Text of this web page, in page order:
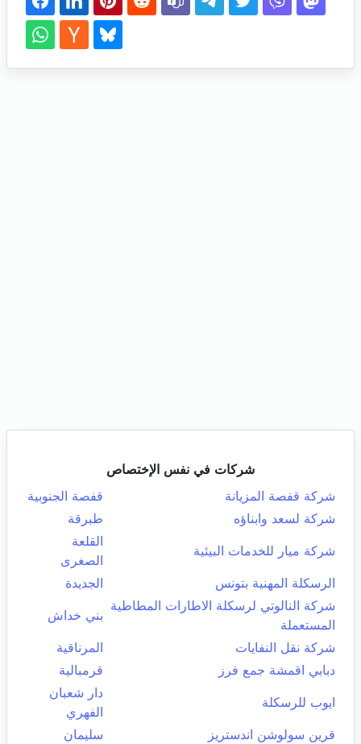
شركات في نفس الإختصاص
شركة قفصة المزيانة
قفصة الجنوبية
شركة لسعد وابناؤه
طبرقة
شركة ميار للخدمات البيئية
القلعة
الصغرى
الرسكلة المهنية بتونس
الجديدة
شركة النالوتي لرسكلة الاطارات المطاطية
المستعملة
بني خداش
شركة نقل النفايات
المرناقية
دبابي اقمشة جمع فرز
قرمبالية
ايوب للرسكلة
دار شعبان
الفهري
قرين سولوشن اندستريز
سليمان